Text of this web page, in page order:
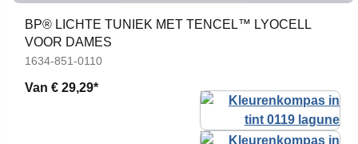
BP® LICHTE TUNIEK MET TENCEL™ LYOCELL
VOOR DAMES
1634-851-0110
Van € 29,29*